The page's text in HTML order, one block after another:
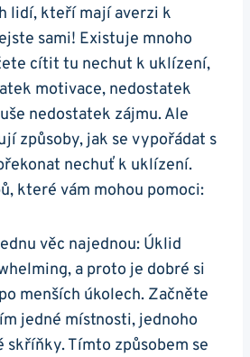
lidí, kteří mají averzi k
sami! Existuje mnoho
cítit tu nechut k uklízení,
motivace, nedostatek
nedostatek zájmu. Ale
způsoby, jak se vypořádat s
nechuť k uklízení.
které vám mohou pomoci:
věc najednou: Úklid
a proto je dobré si
menších úkolech. Začněte
jedné místnosti, jednoho
skříňky. Tímto způsobem se